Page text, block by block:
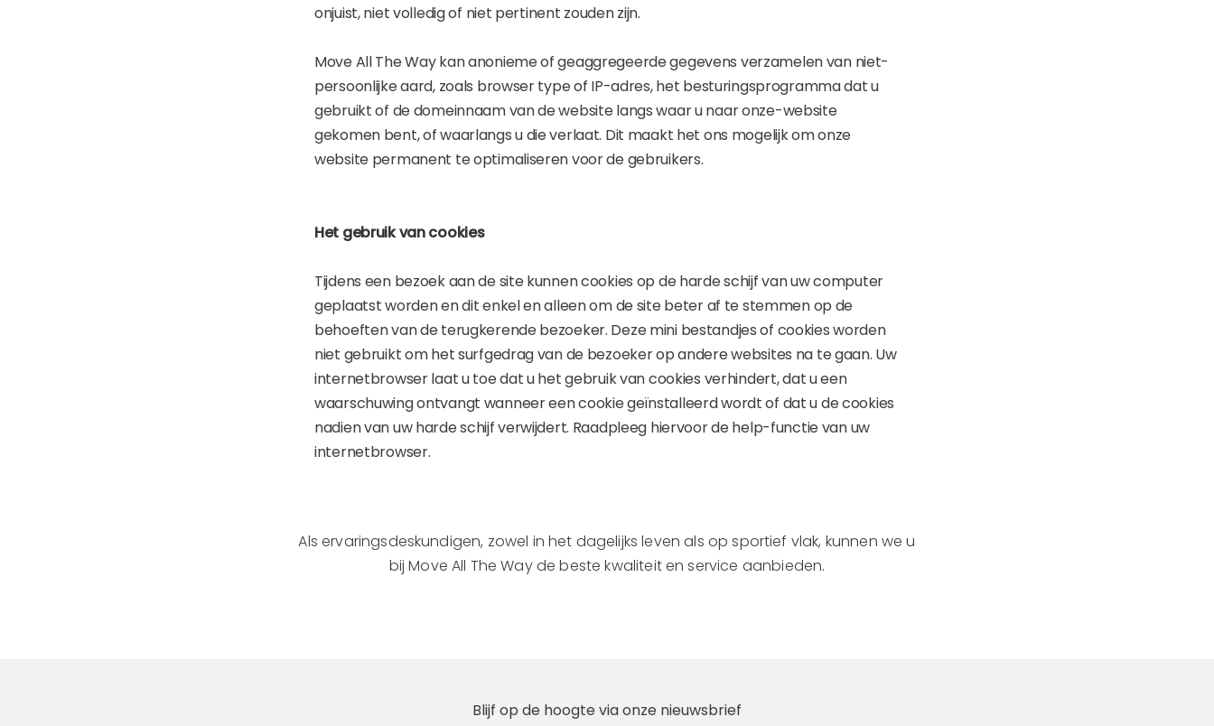
onjuist, niet volledig of niet pertinent zouden zijn.
Move All The Way kan anonieme of geaggregeerde gegevens verzamelen van niet-
persoonlijke aard, zoals browser type of IP-adres, het besturingsprogramma dat u
gebruikt of de domeinnaam van de website langs waar u naar onze-website
gekomen bent, of waarlangs u die verlaat. Dit maakt het ons mogelijk om onze
website permanent te optimaliseren voor de gebruikers.
Het gebruik van cookies
Tijdens een bezoek aan de site kunnen cookies op de harde schijf van uw computer
geplaatst worden en dit enkel en alleen om de site beter af te stemmen op de
behoeften van de terugkerende bezoeker. Deze mini bestandjes of cookies worden
niet gebruikt om het surfgedrag van de bezoeker op andere websites na te gaan. Uw
internetbrowser laat u toe dat u het gebruik van cookies verhindert, dat u een
waarschuwing ontvangt wanneer een cookie geïnstalleerd wordt of dat u de cookies
nadien van uw harde schijf verwijdert. Raadpleeg hiervoor de help-functie van uw
internetbrowser.
Als ervaringsdeskundigen, zowel in het dagelijks leven als op sportief vlak, kunnen we u
bij Move All The Way de beste kwaliteit en service aanbieden.
Blijf op de hoogte via onze nieuwsbrief